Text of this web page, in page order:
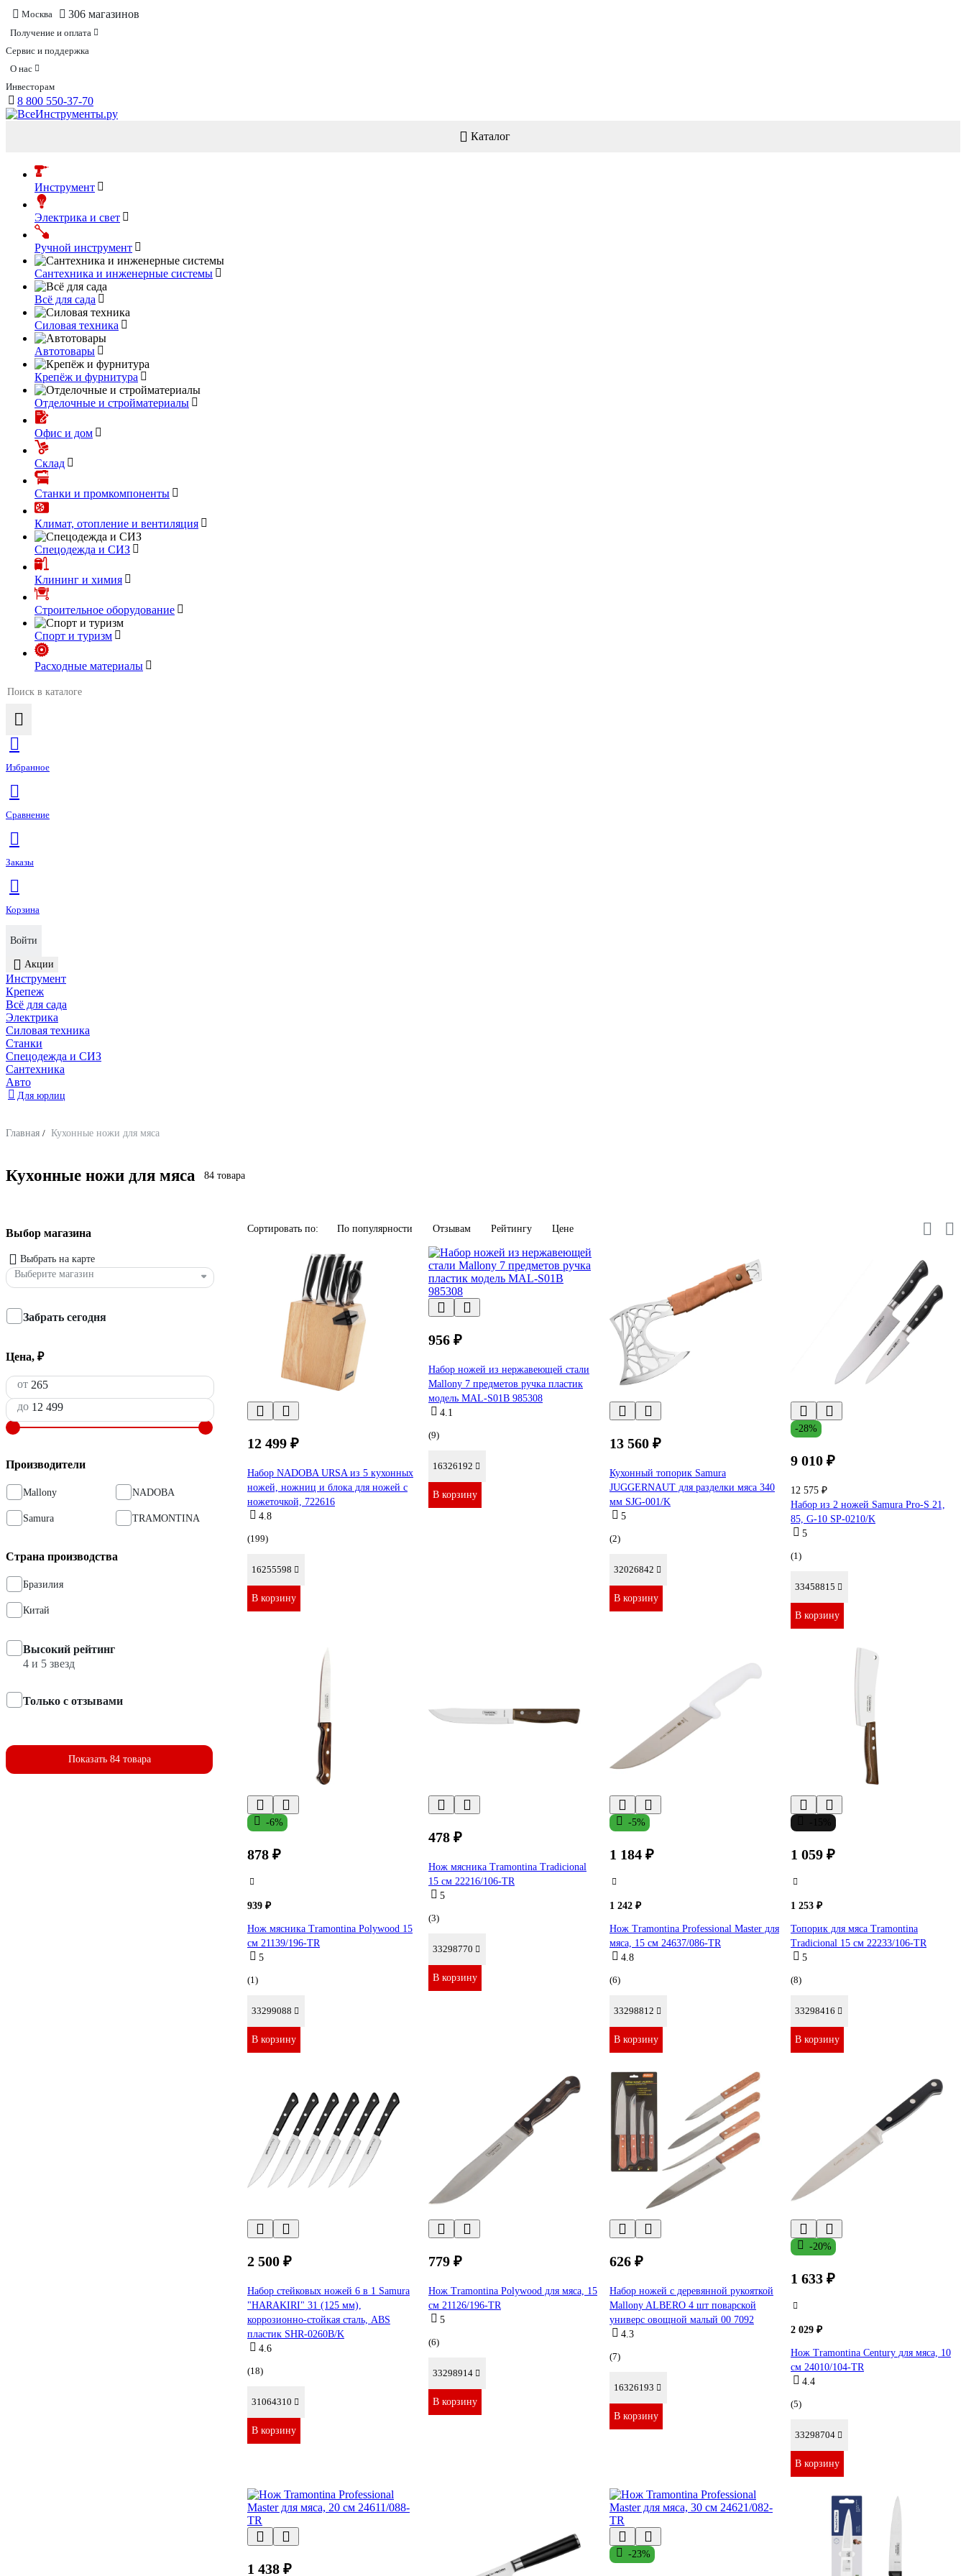
Москва 306 магазинов
Получение и оплата
Сервис и поддержка
О нас
Инвесторам
8 800 550-37-70
Каталог
Инструмент
Электрика и свет
Ручной инструмент
Сантехника и инженерные системы
Всё для сада
Силовая техника
Автотовары
Крепёж и фурнитура
Отделочные и стройматериалы
Офис и дом
Склад
Станки и промкомпоненты
Климат, отопление и вентиляция
Спецодежда и СИЗ
Клининг и химия
Строительное оборудование
Спорт и туризм
Расходные материалы
Избранное
Сравнение
Заказы
Корзина
Войти
Акции
Инструмент
Крепеж
Всё для сада
Электрика
Силовая техника
Станки
Спецодежда и СИЗ
Сантехника
Авто
Для юрлиц
Главная / Кухонные ножи для мяса
Кухонные ножи для мяса 84 товара
Выбор магазина
Выбрать на карте
Выберите магазин
Забрать сегодня
Цена, ₽
от
до
Производители
Mallony NADOBA
Samura TRAMONTINA
Страна производства
Бразилия
Китай
Высокий рейтинг
4 и 5 звезд
Только с отзывами
Показать 84 товара
Сортировать по: По популярности Отзывам Рейтингу Цене
12 499 ₽
Набор NADOBA URSA из 5 кухонных
ножей, ножниц и блока для ножей с
ножеточкой, 722616
4.8
(199)
16255598
В корзину
956 ₽
Набор ножей из нержавеющей стали
Mallony 7 предметов ручка пластик
модель MAL-S01B 985308
4.1
(9)
16326192
В корзину
13 560 ₽
Кухонный топорик Samura
JUGGERNAUT для разделки мяса 340
мм SJG-001/K
5
(2)
32026842
В корзину
-28%
9 010 ₽
12 575 ₽
Набор из 2 ножей Samura Pro-S 21,
85, G-10 SP-0210/K
5
(1)
33458815
В корзину
-6%
878 ₽
939 ₽
Нож мясника Tramontina Polywood 15
см 21139/196-TR
5
(1)
33299088
В корзину
478 ₽
Нож мясника Tramontina Tradicional
15 см 22216/106-TR
5
(3)
33298770
В корзину
-5%
1 184 ₽
1 242 ₽
Нож Tramontina Professional Master для
мяса, 15 см 24637/086-TR
4.8
(6)
33298812
В корзину
1 059 ₽
1 253 ₽
Топорик для мяса Tramontina
Tradicional 15 см 22233/106-TR
5
(8)
33298416
В корзину
2 500 ₽
Набор стейковых ножей 6 в 1 Samura
"HARAKIRI" 31 (125 мм),
коррозионно-стойкая сталь, ABS
пластик SHR-0260B/K
4.6
(18)
31064310
В корзину
779 ₽
Нож Tramontina Polywood для мяса, 15
см 21126/196-TR
5
(6)
33298914
В корзину
626 ₽
Набор ножей с деревянной рукояткой
Mallony ALBERO 4 шт поварской
универс овощной малый 00 7092
4.3
(7)
16326193
В корзину
-20%
1 633 ₽
2 029 ₽
Нож Tramontina Century для мяса, 10
см 24010/104-TR
4.4
(5)
33298704
В корзину
1 438 ₽
-23%